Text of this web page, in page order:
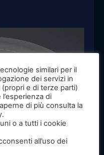
similari per il
dei servizi in
e di terze parti)
di
di più consulta la
o a tutti i cookie
all’uso dei